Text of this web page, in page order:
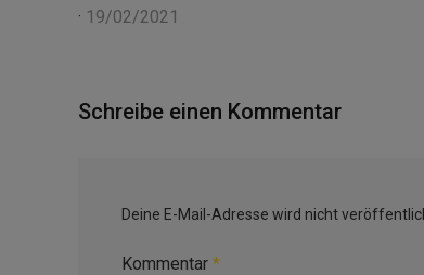
· 19/02/2021
Schreibe einen Kommentar
Deine E-Mail-Adresse wird nicht
Kommentar *